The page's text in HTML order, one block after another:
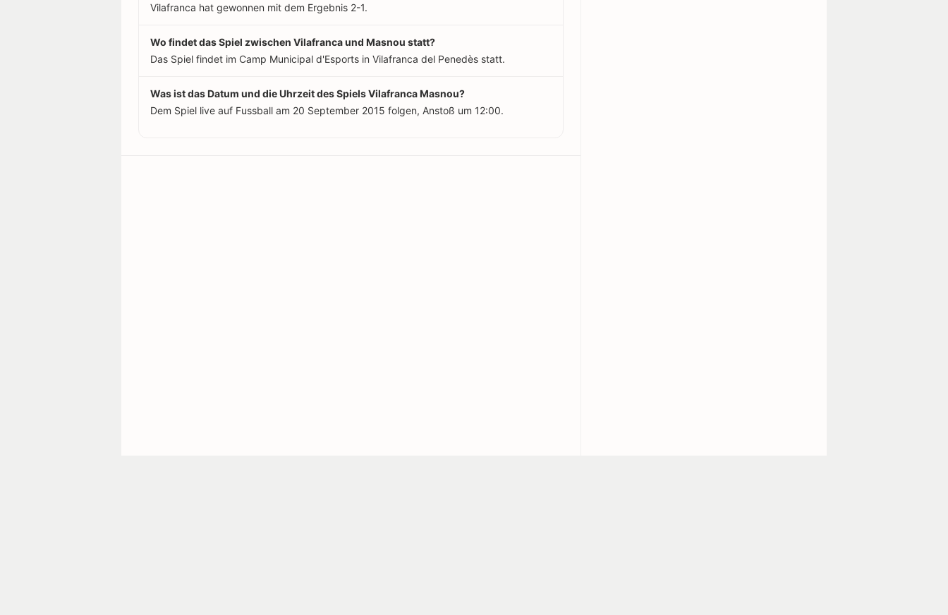
Vilafranca hat gewonnen mit dem Ergebnis 2-1.
Wo findet das Spiel zwischen Vilafranca und Masnou statt?
Das Spiel findet im Camp Municipal d'Esports in Vilafranca del Penedès statt.
Was ist das Datum und die Uhrzeit des Spiels Vilafranca Masnou?
Dem Spiel live auf Fussball am 20 September 2015 folgen, Anstoß um 12:00.